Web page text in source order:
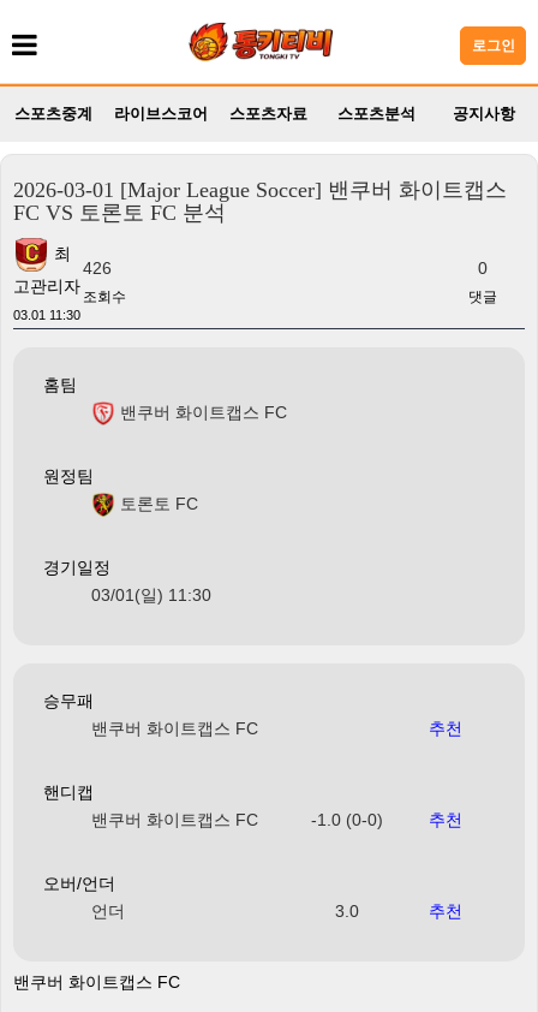
로그인
스포츠중계 라이브스코어 스포츠자료 스포츠분석 공지사항
2026-03-01 [Major League Soccer] 밴쿠버 화이트캡스
FC VS 토론토 FC 분석
최
고관리자
03.01 11:30
426
조회수
0
댓글
홈팀
밴쿠버 화이트캡스 FC
원정팀
토론토 FC
경기일정
03/01(일) 11:30
승무패
밴쿠버 화이트캡스 FC
추천
핸디캡
밴쿠버 화이트캡스 FC
-1.0 (0-0) 추천
오버/언더
언더
3.0 추천
밴쿠버 화이트캡스 FC